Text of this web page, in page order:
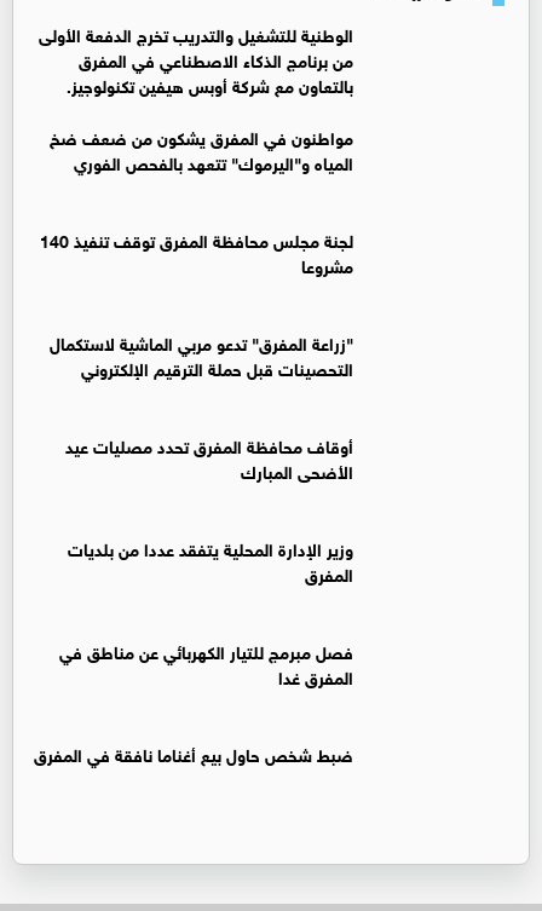
الوطنية للتشغيل والتدريب تخرج الدفعة الأولى
من برنامج الذكاء الاصطناعي في المفرق
بالتعاون مع شركة أوبس هيفين تكنولوجيز.
مواطنون في المفرق يشكون من ضعف ضخ
المياه و"اليرموك" تتعهد بالفحص الفوري
لجنة مجلس محافظة المفرق توقف تنفيذ 140
مشروعا
"زراعة المفرق" تدعو مربي الماشية لاستكمال
التحصينات قبل حملة الترقيم الإلكتروني
أوقاف محافظة المفرق تحدد مصليات عيد
الأضحى المبارك
وزير الإدارة المحلية يتفقد عددا من بلديات
المفرق
فصل مبرمج للتيار الكهربائي عن مناطق في
المفرق غدا
ضبط شخص حاول بيع أغناما نافقة في المفرق